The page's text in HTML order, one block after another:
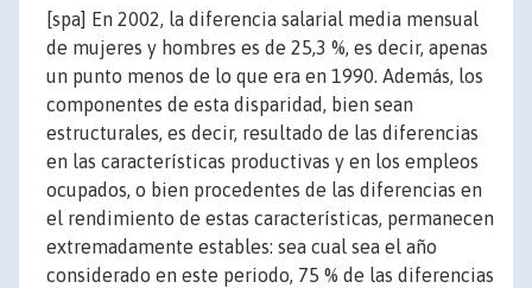
[spa] En 2002, la diferencia salarial media mensual
de mujeres y hombres es de 25,3 %, es decir, apenas
un punto menos de lo que era en 1990. Además, los
componentes de esta disparidad, bien sean
estructurales, es decir, resultado de las diferencias
en las características productivas y en los empleos
ocupados, o bien procedentes de las diferencias en
el rendimiento de estas características, permanecen
extremadamente estables: sea cual sea el año
considerado en este periodo, 75 % de las diferencias